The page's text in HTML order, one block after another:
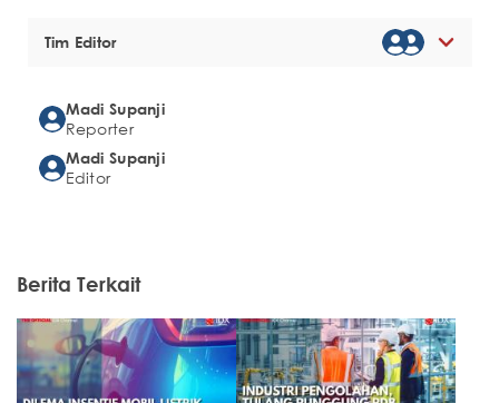
Tim Editor
Madi Supanji
Reporter
Madi Supanji
Editor
Berita Terkait